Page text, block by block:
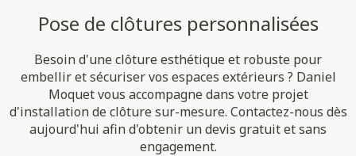
Pose de clôtures personnalisées
Besoin d'une clôture esthétique et robuste pour
embellir et sécuriser vos espaces extérieurs ? Daniel
Moquet vous accompagne dans votre projet
d'installation de clôture sur-mesure. Contactez-nous dès
aujourd'hui afin d'obtenir un devis gratuit et sans
engagement.